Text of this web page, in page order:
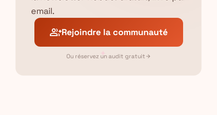
✦
email.
group_addRejoindre la communauté
Ou réservez un audit gratuit arrow_forward